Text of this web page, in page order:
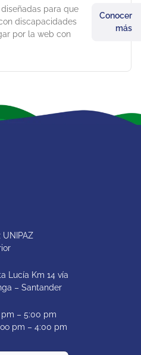
para que
discapacidades
por la web con
Conocer
más
UNIPAZ
Lucía Km 14 vía
– Santander
pm – 5:00 pm
pm – 4:00 pm